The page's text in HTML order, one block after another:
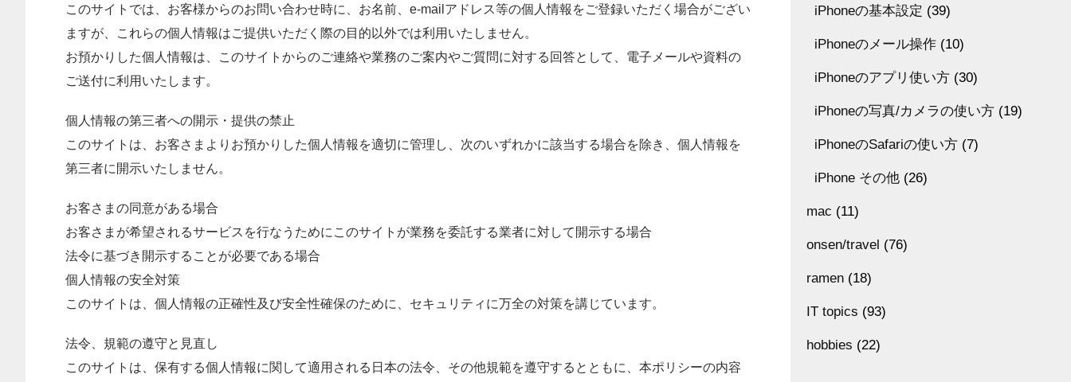
このサイトでは、お客様からのお問い合わせ時に、お名前、e-mailアドレス等の個人情報をご登録いただく場合がござい
ますが、これらの個人情報はご提供いただく際の目的以外では利用いたしません。
お預かりした個人情報は、このサイトからのご連絡や業務のご案内やご質問に対する回答として、電子メールや資料の
ご送付に利用いたします。
個人情報の第三者への開示・提供の禁止
このサイトは、お客さまよりお預かりした個人情報を適切に管理し、次のいずれかに該当する場合を除き、個人情報を
第三者に開示いたしません。
お客さまの同意がある場合
お客さまが希望されるサービスを行なうためにこのサイトが業務を委託する業者に対して開示する場合
法令に基づき開示することが必要である場合
個人情報の安全対策
このサイトは、個人情報の正確性及び安全性確保のために、セキュリティに万全の対策を講じています。
法令、規範の遵守と見直し
このサイトは、保有する個人情報に関して適用される日本の法令、その他規範を遵守するとともに、本ポリシーの内容
iPhoneの基本設定 (39)
iPhoneのメール操作 (10)
iPhoneのアプリ使い方 (30)
iPhoneの写真/カメラの使い方 (19)
iPhoneのSafariの使い方 (7)
iPhone その他 (26)
mac (11)
onsen/travel (76)
ramen (18)
IT topics (93)
hobbies (22)